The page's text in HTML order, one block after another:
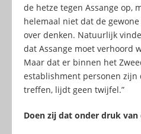
de hetze tegen Assange op,
helemaal niet dat de
over denken. Natuurlijk
dat Assange moet verhoord
Maar dat er binnen het
establishment personen zijn
treffen, lijdt geen twijfel.”
Doen zij dat onder druk van